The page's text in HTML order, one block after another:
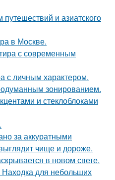
и азиатского
в Москве.
с современным
с личным характером.
зонированием.
и стеклоблоками
за аккуратными
чище и дороже.
в новом свете.
для небольших